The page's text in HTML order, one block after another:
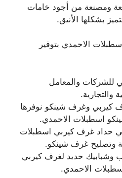
ومصنعة من أجود خامات
بشكلها الأنيق.
الاحمدي بتوفير
للشركات والمعامل
والتجارية.
كيربي وغرف شينكو نوفرها
اسطبلات الاحمدي.
حداد غرف كيربي اسطبلات
وتصليح غرف شينكو.
وشبابيك حديد لغرف كيربي
الاحمدي.